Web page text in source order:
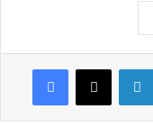
Facebook
X